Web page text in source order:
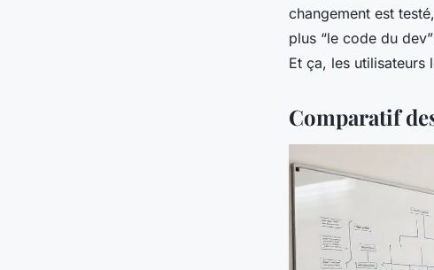
changement est
plus “le code du
Et ça, les utilisateurs
Comparatif